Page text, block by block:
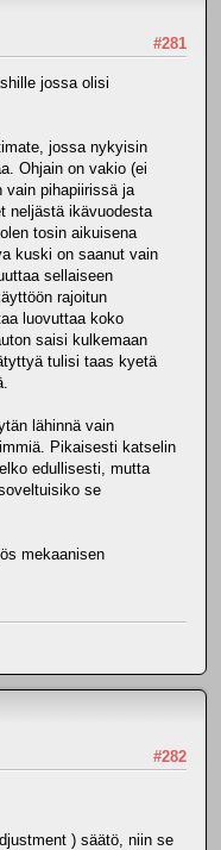
#281
jossa olisi
jossa nykyisin
Ohjain on vakio (ei
vain pihapiirissä ja
neljästä ikävuodesta
tosin aikuisena
kuski on saanut vain
sellaiseen
rajoitun
luovuttaa koko
saisi kulkemaan
tulisi taas kyetä
lähinnä vain
Pikaisesti katselin
edullisesti, mutta
se
mekaanisen
#282
) säätö, niin se